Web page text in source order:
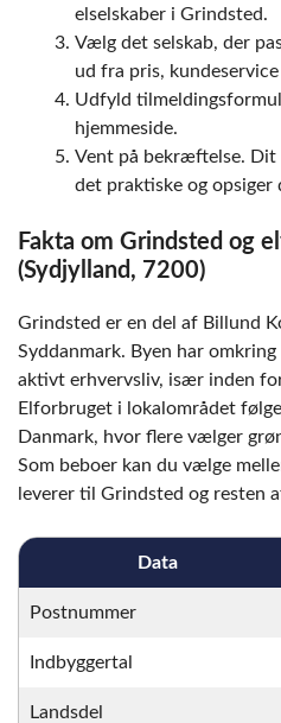
elselskaber i Grindsted.
Vælg det selskab, der
ud fra pris,
Udfyld
hjemmeside.
Vent på bekræftelse. Dit
det praktiske og opsiger
Fakta om Grindsted og
(Sydjylland, 7200)
Grindsted er en del af Billund
Syddanmark. Byen har
aktivt erhvervsliv, især inden
Elforbruget i lokalområdet
Danmark, hvor flere vælger
Som beboer kan du vælge
leverer til Grindsted og resten
Data
Postnummer
Indbyggertal
Landsdel